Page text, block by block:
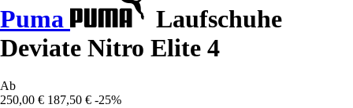
Puma
Laufschuhe
Deviate Nitro Elite 4
Ab
250,00 € 187,50 € -25%